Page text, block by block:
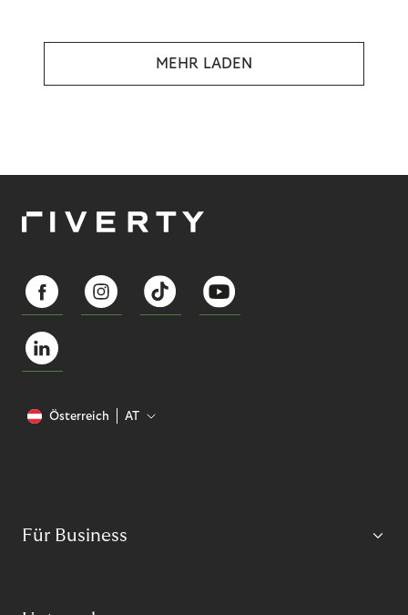
MEHR LADEN
Österreich AT
Für Business